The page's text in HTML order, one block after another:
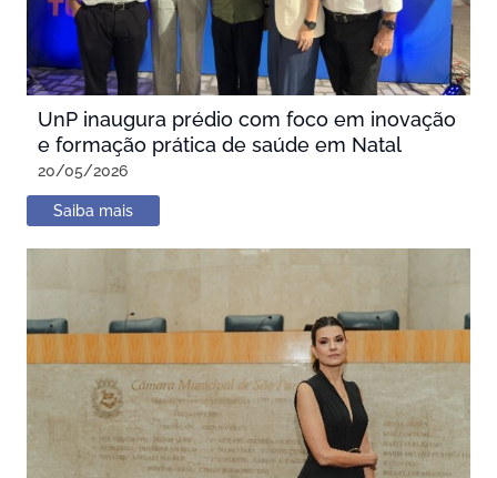
UnP inaugura prédio com foco em inovação
e formação prática de saúde em Natal
20/05/2026
Saiba mais